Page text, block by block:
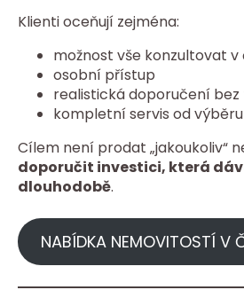
Klienti oceňují zejména:
možnost vše konzultovat v
osobní přístup
realistická doporučení
kompletní servis od
Cílem není prodat „jakoukoliv“
doporučit investici, která
dlouhodobě.
NABÍDKA NEMOVITOSTÍ V